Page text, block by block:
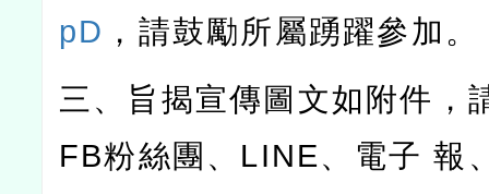
pD ，請鼓勵所屬踴躍參加。
三、旨揭宣傳圖文如附件，
FB粉絲團、LINE、電子 報